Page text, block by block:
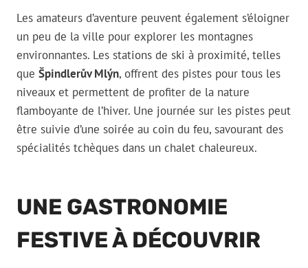
Les amateurs d’aventure peuvent également s’éloigner
un peu de la ville pour explorer les montagnes
environnantes. Les stations de ski à proximité, telles
que Špindlerův Mlýn, offrent des pistes pour tous les
niveaux et permettent de profiter de la nature
flamboyante de l’hiver. Une journée sur les pistes peut
être suivie d’une soirée au coin du feu, savourant des
spécialités tchèques dans un chalet chaleureux.
UNE GASTRONOMIE
FESTIVE À DÉCOUVRIR